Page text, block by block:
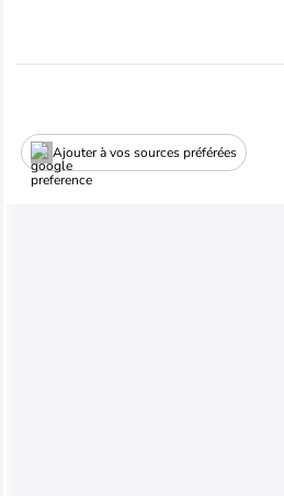
Ajouter à vos sources préférées